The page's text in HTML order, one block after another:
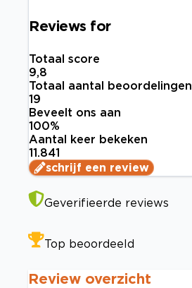
Reviews for
Totaal score
9,8
Totaal aantal beoordelingen
19
Beveelt ons aan
100%
Aantal keer bekeken
11.841
schrijf een review
Geverifieerde reviews
Top beoordeeld
Review overzicht